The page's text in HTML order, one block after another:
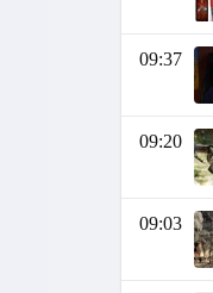
09:37
09:20
09:03